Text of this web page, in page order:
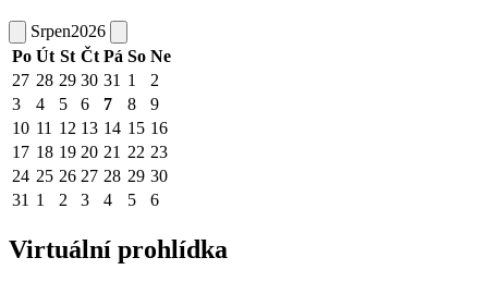
Srpen2026
Po Út St Čt Pá So Ne
27 28 29 30 31 1
2
3
4 5 6 7 8
9
10 11 12 13 14 15 16
17 18 19 20 21 22 23
24 25 26 27 28 29 30
31 1 2 3 4 5 6
Virtuální prohlídka